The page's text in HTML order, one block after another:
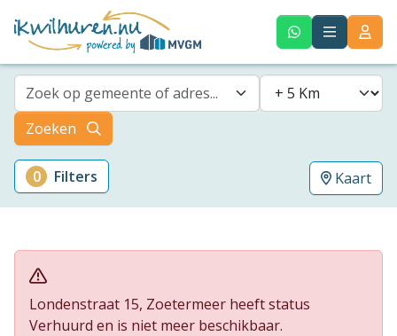
Zoek op gemeente of adres...
Zoeken
0 Filters Kaart
Londenstraat 15, Zoetermeer heeft status
Verhuurd en is niet meer beschikbaar.